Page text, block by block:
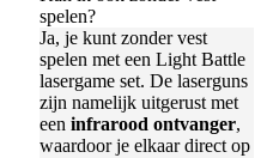
spelen?
Ja, je kunt zonder vest
spelen met een Light Battle
lasergame set. De laserguns
zijn namelijk uitgerust met
een infrarood ontvanger,
waardoor je elkaar direct op